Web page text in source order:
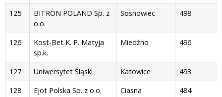
125
BITRON POLAND Sp. z
o.o.
Sosnowiec 498
126
Kost-Bet K. P. Matyja
sp.k.
Miedźno 496
127 Uniwersytet Śląski Katowice
493
128
Ejot Polska Sp. z o.o.
Ciasna 484